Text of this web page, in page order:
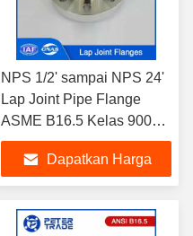
NPS 1/2' sampai NPS 24'
Lap Joint Pipe Flange
ASME B16.5 Kelas 900
untuk Aplikasi Tekanan
Tinggi
Dapatkan Harga